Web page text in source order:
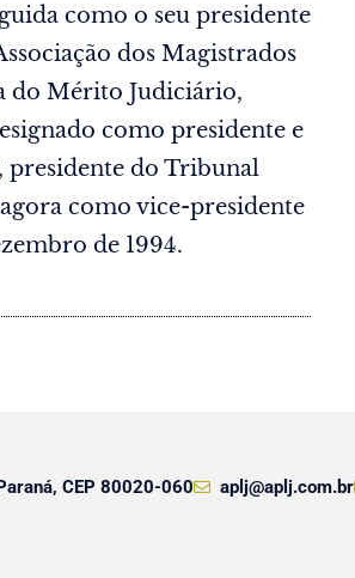
como o seu presidente
dos Magistrados
do Mérito Judiciário,
como presidente e
presidente do Tribunal
como vice-presidente
de 1994.
CEP 80020-060 aplj@aplj.com.br